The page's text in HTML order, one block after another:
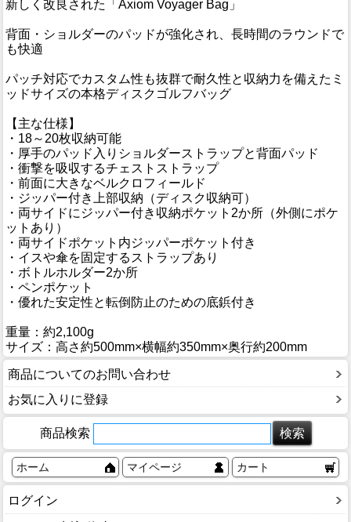
新しく改良された「Axiom Voyager Bag」
背面・ショルダーのパッドが強化され、長時間のラウンドで
も快適
パッチ対応でカスタム性も抜群で耐久性と収納力を備えたミ
ッドサイズの本格ディスクゴルフバッグ
【主な仕様】
・18～20枚収納可能
・厚手のパッド入りショルダーストラップと背面パッド
・衝撃を吸収するチェストストラップ
・前面に大きなベルクロフィールド
・ジッパー付き上部収納（ディスク収納可）
・両サイドにジッパー付き収納ポケット2か所（外側にポケ
ットあり）
・両サイドポケット内ジッパーポケット付き
・イスや傘を固定するストラップあり
・ボトルホルダー2か所
・ペンポケット
・優れた安定性と転倒防止のための底鋲付き
重量：約2,100g
サイズ：高さ約500mm×横幅約350mm×奥行約200mm
商品についてのお問い合わせ
お気に入りに登録
商品検索
ホーム マイページ カート
ログイン